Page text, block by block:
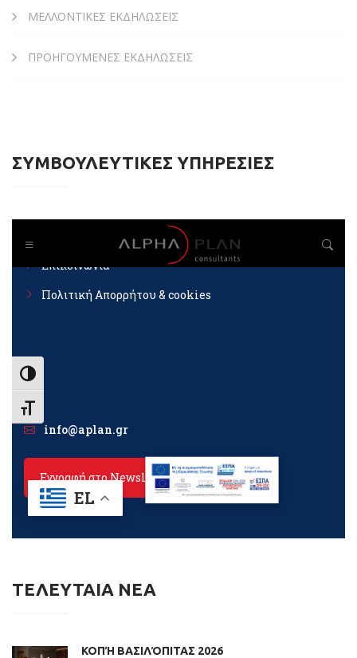
ΜΕΛΛΟΝΤΙΚΕΣ ΕΚΔΗΛΩΣΕΙΣ
ΠΡΟΗΓΟΥΜΕΝΕΣ ΕΚΔΗΛΩΣΕΙΣ
ΣΥΜΒΟΥΛΕΥΤΙΚΕΣ ΥΠΗΡΕΣΙΕΣ
ΤΕΛΕΥΤΑΙΑ ΝΕΑ
ΚΟΠΉ ΒΑΣΙΛΌΠΙΤΑΣ 2026